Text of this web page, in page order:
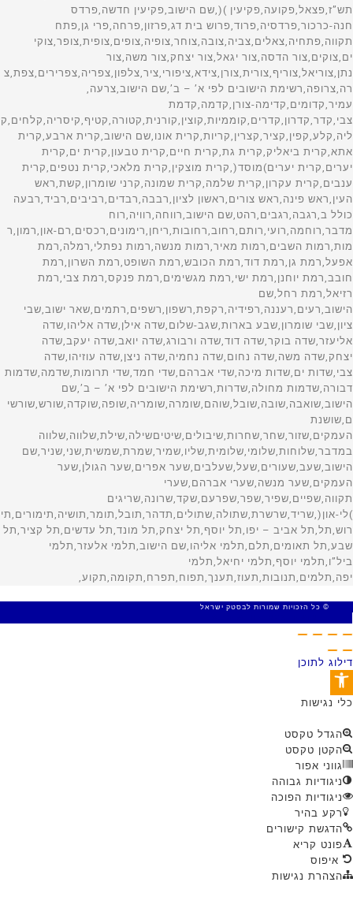
© כל הזכויות שמורות לבסטק ישראל
דילוג לתוכן
פתח סרגל נגישות
כלי נגישות
הגדל טקסט
הקטן טקסט
גווני אפור
ניגודיות גבוהה
ניגודיות הפוכה
רקע בהיר
הדגשת קישורים
פונט קריא
איפוס
הצהרת נגישות